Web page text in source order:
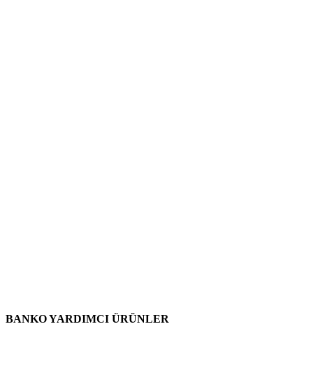
BANKO YARDIMCI ÜRÜNLER